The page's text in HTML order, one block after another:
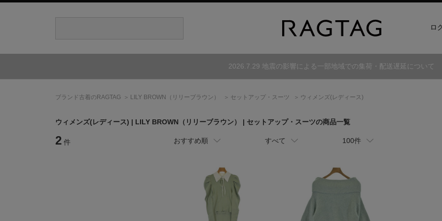
ロ
2026.7.29 地震の影響による一部地域での集荷・配送遅延について
ブランド古着のRAGTAG LILY BROWN （リリーブラウン） セットアップ・スーツ ウィメンズ(レディース)
ウィメンズ(レディース) | LILY BROWN （リリーブラウン） | セットアップ・スーツの商品一覧
2 件 おすすめ順 すべて 100件